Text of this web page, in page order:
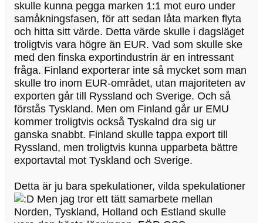
skulle kunna pegga marken 1:1 mot euro under
samåkningsfasen, för att sedan låta marken flyta
och hitta sitt värde. Detta värde skulle i dagsläget
troligtvis vara högre än EUR. Vad som skulle ske
med den finska exportindustrin är en intressant
fråga. Finland exporterar inte så mycket som man
skulle tro inom EUR-området, utan majoriteten av
exporten går till Ryssland och Sverige. Och så
förstås Tyskland. Men om Finland går ur EMU
kommer troligtvis också Tyskalnd dra sig ur
ganska snabbt. Finland skulle tappa export till
Ryssland, men troligtvis kunna upparbeta bättre
exportavtal mot Tyskland och Sverige.
Detta är ju bara spekulationer, vilda spekulationer
Men jag tror ett tätt samarbete mellan
Norden, Tyskland, Holland och Estland skulle